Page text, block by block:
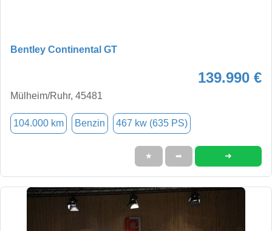
Bentley Continental GT
139.990 €
Mülheim/Ruhr, 45481
104.000 km Benzin 467 kw (635 PS)
★ ➦ ➜